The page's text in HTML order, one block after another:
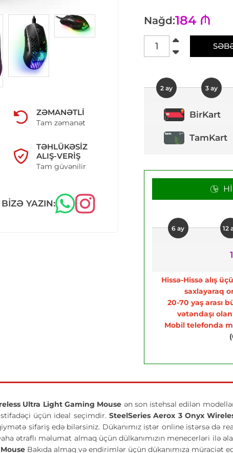
ZƏMANƏTLI
Tam zəmanət
TƏHLÜKƏSIZ
ALIŞ-VERIŞ
Tam güvənilir
BIZƏ YAZIN:
Nağd:184 ₼
2 ay 3 ay
BirKart
TamKart
6 ay 12
Hissə-Hissə alış
saxlayaraq
20-70 yaş arası
vətəndaşı
Mobil telefonda
Ultra Light Gaming Mouse ən son istehsal edilən
üçün ideal seçimdir. SteelSeries Aerox 3 Onyx
sifariş edə bilərsiniz. Dükanımız istər online istərsə də
ətraflı məlumat almaq üçün dülkanımızın menecerləri ilə
Bakıda almaq və endirimlər üçün dükanımıza müraciət